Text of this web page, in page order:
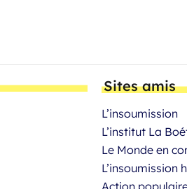
Sites amis
L’insoumission
L’institut La
Le Monde en
L’insoumission
Action